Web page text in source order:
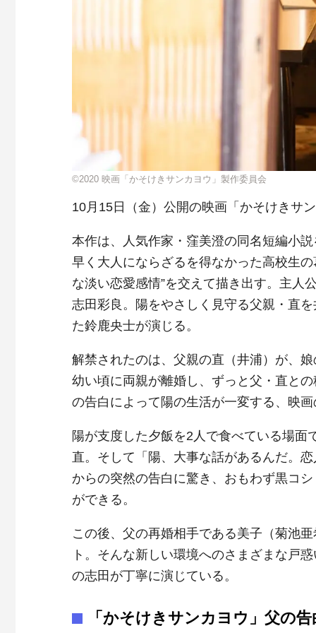
©2020 映画「かそけきサンカヨウ」製作委員会
10月15日（金）公開の映画「かそけきサ
本作は、人気作家・窪美澄の同名短編小
早く大人にならざるを得なかった高校生
な淡い恋愛感情”を交えて描き出す。主人
志田彩良。陽をやさしく見守る父親・直
た鈴鹿央士が演じる。
解禁されたのは、父親の直（井浦）が、
幼い頃に両親が離婚し、ずっと父・直と
の告白によって陽の生活が一変する、映
陽が支度した夕飯を2人で食べている場
直。そして「陽、大事な話があるんだ。
からの突然の告白に驚き、おもわず黒コ
ができる。
この後、父の再婚相手である美子（菊池
ト。そんな新しい環境へのさまざまな戸
の志田が丁寧に演じている。
「かそけきサンカヨウ」父の